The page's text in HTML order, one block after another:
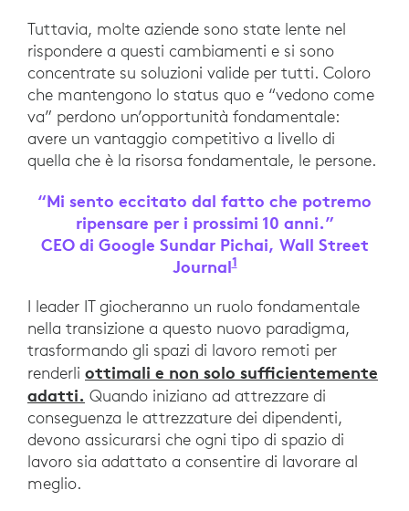
Tuttavia, molte aziende sono state lente nel
rispondere a questi cambiamenti e si sono
concentrate su soluzioni valide per tutti. Coloro
che mantengono lo status quo e “vedono come
va” perdono un’opportunità fondamentale:
avere un vantaggio competitivo a livello di
quella che è la risorsa fondamentale, le persone.
“Mi sento eccitato dal fatto che potremo
ripensare per i prossimi 10 anni.”
CEO di Google Sundar Pichai, Wall Street
Journal1CEO di Google
I leader IT giocheranno un ruolo fondamentale
nella transizione a questo nuovo paradigma,
trasformando gli spazi di lavoro remoti per
renderli ottimali e non solo sufficientemente
adatti. Quando iniziano ad attrezzare di
conseguenza le attrezzature dei dipendenti,
devono assicurarsi che ogni tipo di spazio di
lavoro sia adattato a consentire di lavorare al
meglio.